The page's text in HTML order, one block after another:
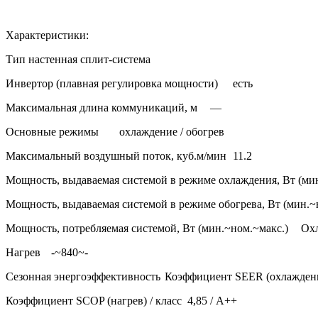
Характеристики:
Тип настенная сплит-система
Инвертор (плавная регулировка мощности)
есть
Максимальная длина коммуникаций, м
—
Основные режимы
охлаждение / обогрев
Максимальный воздушный поток, куб.м/мин
11.2
Мощность, выдаваемая системой в режиме охлаждения, Вт
Мощность, выдаваемая системой в режиме обогрева, Вт
Мощность, потребляемая системой, Вт (мин.~ном.~макс.)
Нагрев
-~840~-
Сезонная энергоэффективность Коэффициент SEER
Коэффициент SCOP (нагрев) / класс 4,85 / А++